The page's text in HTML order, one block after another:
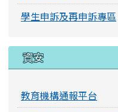
學生申訴及再申訴專區
資安
教育機構通報平台